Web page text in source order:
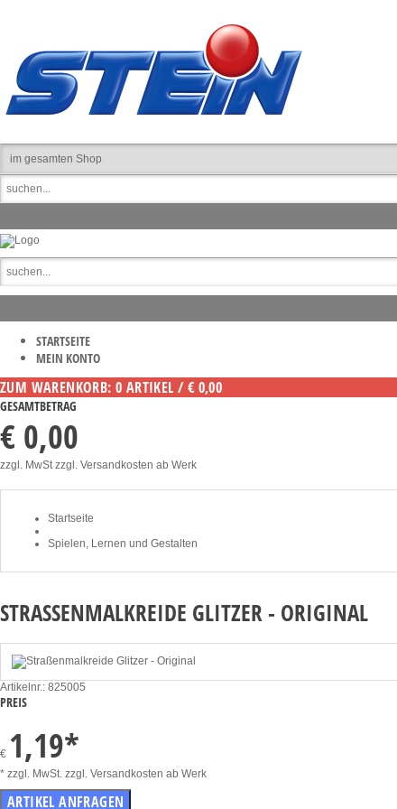
STARTSEITE
MEIN KONTO
ZUM WARENKORB: 0 ARTIKEL / € 0,00
GESAMTBETRAG
€ 0,00
zzgl. MwSt zzgl. Versandkosten ab Werk
Startseite
Spielen, Lernen und Gestalten
STRASSENMALKREIDE GLITZER - ORIGINAL
Artikelnr.: 825005
PREIS
€ 1,19*
* zzgl. MwSt. zzgl. Versandkosten ab Werk